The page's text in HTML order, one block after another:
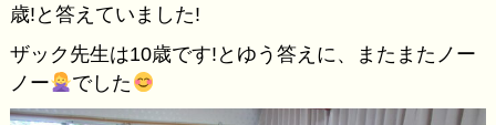
歳!と答えていました!
ザック先生は10歳です!とゆう答えに、またまたノー
ノー
でした